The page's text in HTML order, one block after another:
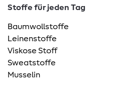
Stoffe für jeden Tag
Baumwollstoffe
Leinenstoffe
Viskose Stoff
Sweatstoffe
Musselin